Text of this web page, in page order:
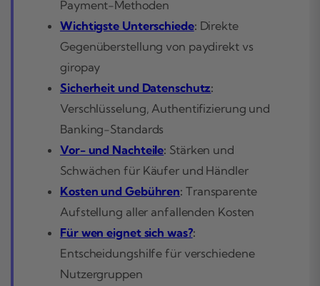
Payment-Methoden
Wichtigste Unterschiede: Direkte
Gegenüberstellung von paydirekt vs
giropay
Sicherheit und Datenschutz:
Verschlüsselung, Authentifizierung und
Banking-Standards
Vor- und Nachteile: Stärken und
Schwächen für Käufer und Händler
Kosten und Gebühren: Transparente
Aufstellung aller anfallenden Kosten
Für wen eignet sich was?:
Entscheidungshilfe für verschiedene
Nutzergruppen